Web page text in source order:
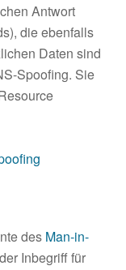
Antwort
die ebenfalls
Daten sind
Spoofing. Sie
des Man-in-
Inbegriff für